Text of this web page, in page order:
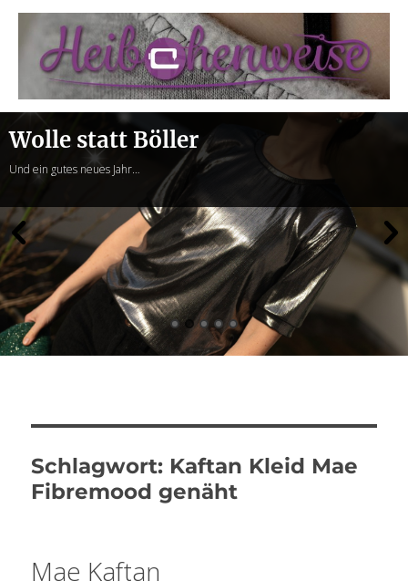
Heibchenweise
Wolle statt Böller
Und ein gutes neues Jahr…
Schlagwort: Kaftan Kleid Mae
Fibremood genäht
Mae Kaftan